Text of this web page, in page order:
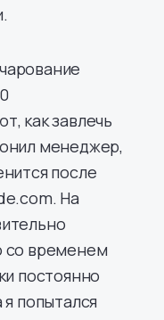
как завлечь
менеджер,
после
На
со временем
постоянно
попытался